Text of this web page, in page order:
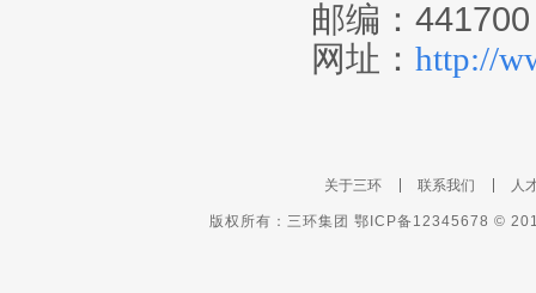
邮编： 441700
网址： http://
关于三环 联系我们 人
版权所有：三环集团 鄂ICP备12345678 ©